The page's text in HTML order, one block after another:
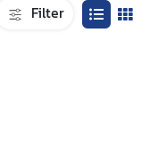
Filter